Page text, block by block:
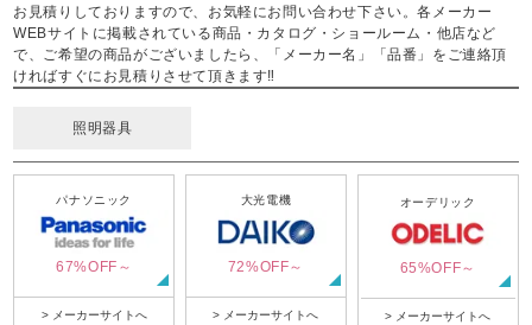
お見積りしておりますので、お気軽にお問い合わせ下さい。各メーカー
WEBサイトに掲載されている商品・カタログ・ショールーム・他店など
で、ご希望の商品がございましたら、「メーカー名」「品番」をご連絡頂
ければすぐにお見積りさせて頂きます‼
照明器具
パナソニック
67%OFF～
> メーカーサイトへ
大光電機
72%OFF～
> メーカーサイトへ
オーデリック
65%OFF～
> メーカーサイトへ